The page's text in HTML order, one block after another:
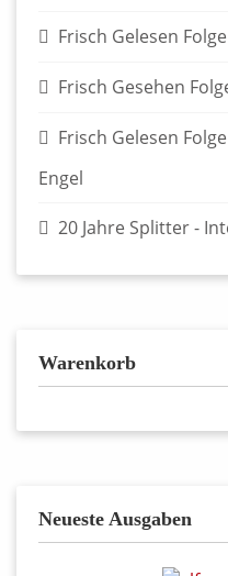
Frisch Gelesen
Frisch Gesehen
Frisch Gelesen
Engel
20 Jahre Splitter -
Warenkorb
Neueste Ausgaben